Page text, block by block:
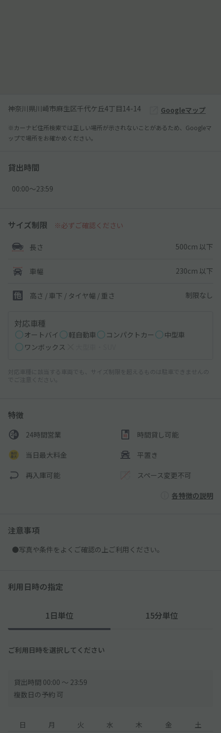
神奈川県川崎市麻生区千代ケ丘4丁目14-14 Googleマップ
※カーナビ住所検索では正しい場所が示されないことがあるため、Googleマ
ップで場所をお確かめください。
貸出時間
00:00〜23:59
サイズ制限 ※必ずご確認ください
長さ 500cm 以下
車幅 230cm 以下
高さ / 車下 / タイヤ幅 / 重さ 制限なし
対応車種
オートバイ 軽自動車 コンパクトカー
中型車
ワンボックス
対応車種に該当する車両でも、サイズ制限を超えるものは駐車できませんの
でご注意ください。
特徴
24時間営業 時間貸し可能
当日最大料金 平置き
再入庫可能 スペース変更不可
各特徴の説明
注意事項
●写真や条件をよくご確認の上ご利用ください。
利用日時の指定
1日単位 15分単位
ご利用日時を選択してください
貸出時間 00:00 〜 23:59
複数日の予約 可
日 月 火 水 木 金 土